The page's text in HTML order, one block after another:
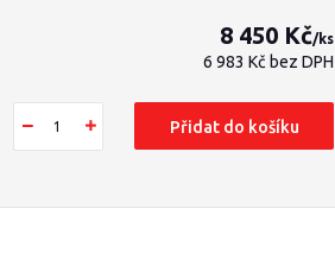
8 450 Kč/ks
6 983 Kč bez DPH
Přidat do košíku